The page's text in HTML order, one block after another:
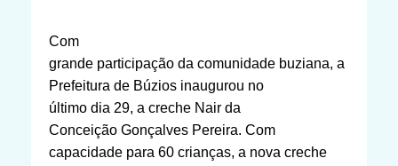
Com
grande participação da comunidade buziana, a
Prefeitura de Búzios inaugurou no
último dia 29, a creche Nair da
Conceição Gonçalves Pereira. Com
capacidade para 60 crianças, a nova creche